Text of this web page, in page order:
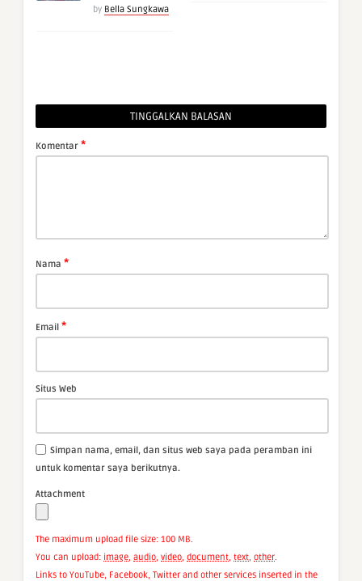
by Bella Sungkawa
TINGGALKAN BALASAN
Komentar *
Nama *
Email *
Situs Web
Simpan nama, email, dan situs web saya pada peramban ini
untuk komentar saya berikutnya.
Attachment
The maximum upload file size: 100 MB.
You can upload: image, audio, video, document, text, other.
Links to YouTube, Facebook, Twitter and other services inserted in the